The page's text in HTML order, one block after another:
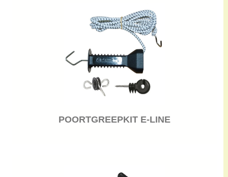
POORTGREEPKIT E-LINE